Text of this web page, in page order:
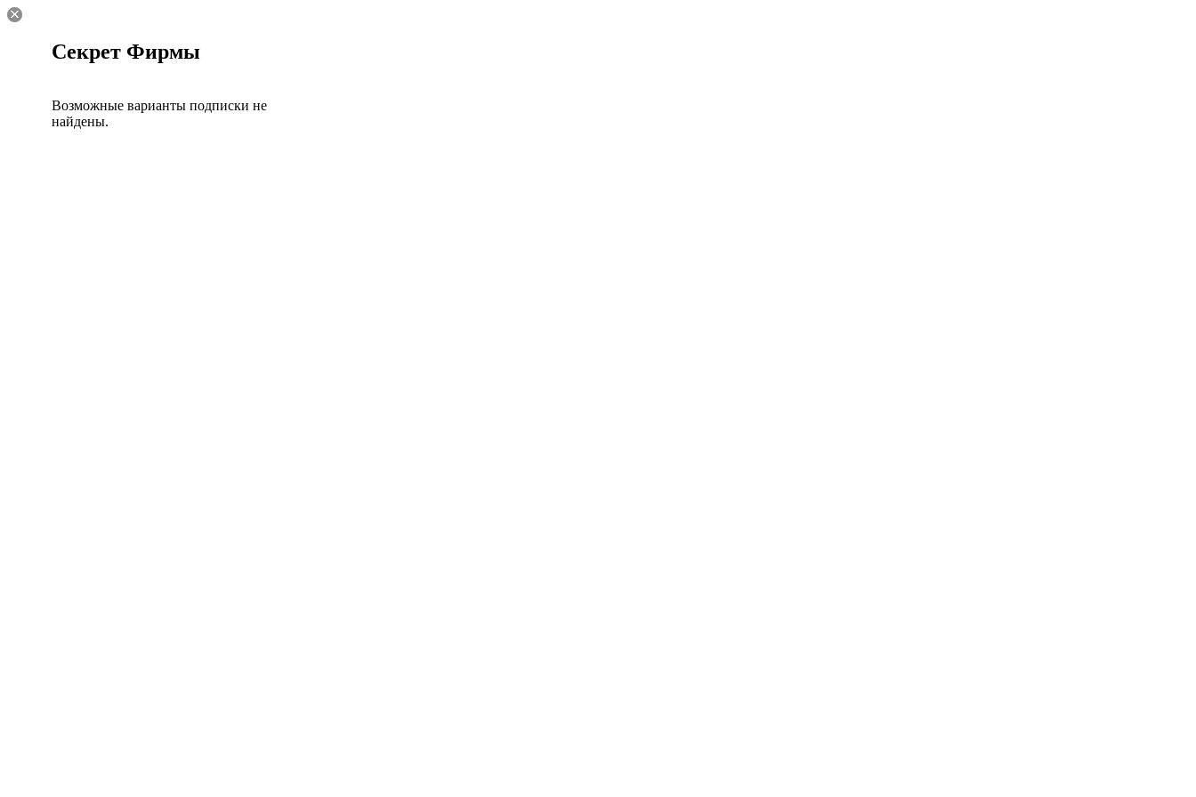
Секрет Фирмы
Возможные варианты подписки не
найдены.